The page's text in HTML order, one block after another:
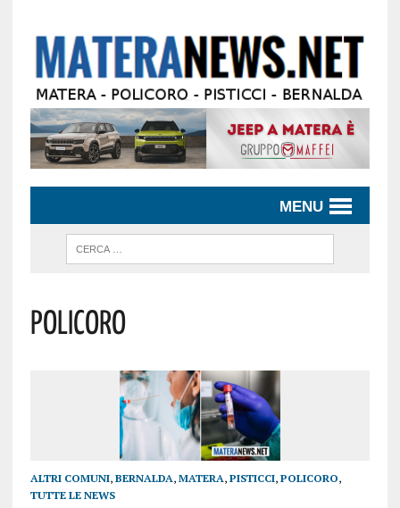
MENU
POLICORO
ALTRI COMUNI, BERNALDA, MATERA, PISTICCI, POLICORO,
TUTTE LE NEWS